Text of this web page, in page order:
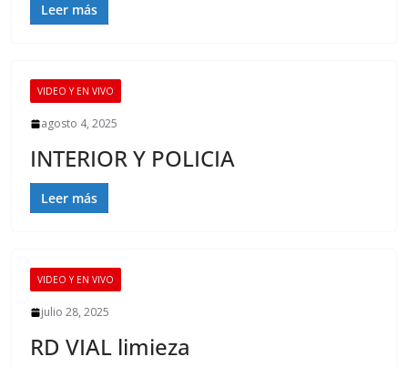
Leer más
VIDEO Y EN VIVO
agosto 4, 2025
INTERIOR Y POLICIA
Leer más
VIDEO Y EN VIVO
julio 28, 2025
RD VIAL limieza